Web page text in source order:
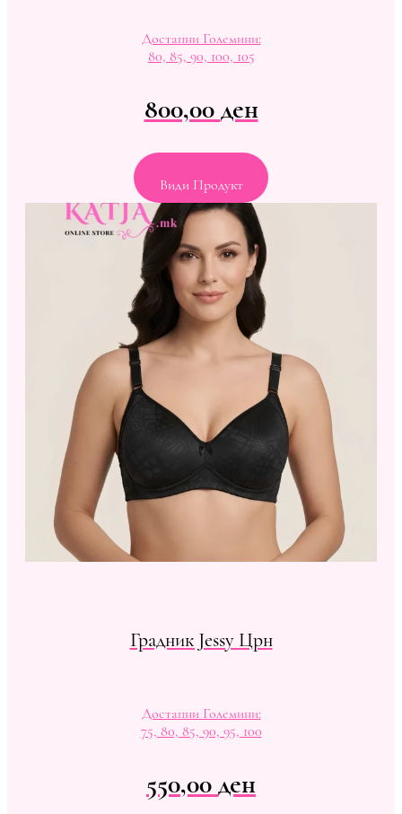
Достапни Големини:
80, 85, 90, 100, 105
800,00ден
Види Продукт
Градник Jessy Црн
Достапни Големини:
75, 80, 85, 90, 95, 100
550,00ден